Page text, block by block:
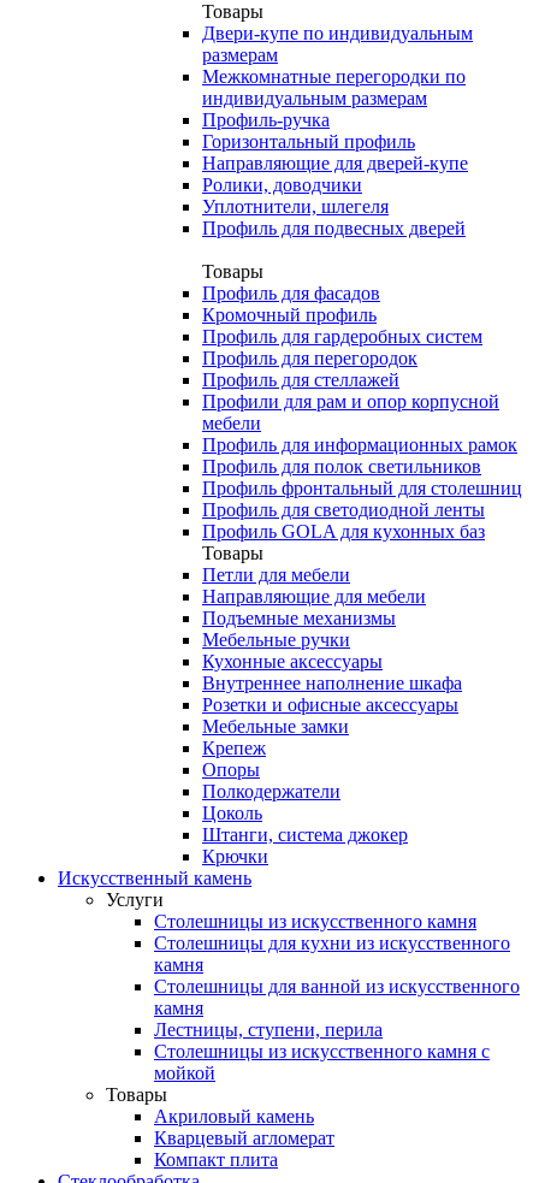
Товары
Двери-купе по индивидуальным
размерам
Межкомнатные перегородки по
индивидуальным размерам
Профиль-ручка
Горизонтальный профиль
Направляющие для дверей-купе
Ролики, доводчики
Уплотнители, шлегеля
Профиль для подвесных дверей
Товары
Профиль для фасадов
Кромочный профиль
Профиль для гардеробных систем
Профиль для перегородок
Профиль для стеллажей
Профили для рам и опор корпусной
мебели
Профиль для информационных рамок
Профиль для полок светильников
Профиль фронтальный для столешниц
Профиль для светодиодной ленты
Профиль GOLA для кухонных баз
Товары
Петли для мебели
Направляющие для мебели
Подъемные механизмы
Мебельные ручки
Кухонные аксессуары
Внутреннее наполнение шкафа
Розетки и офисные аксессуары
Мебельные замки
Крепеж
Опоры
Полкодержатели
Цоколь
Штанги, система джокер
Крючки
Искусственный камень
Услуги
Столешницы из искусственного камня
Столешницы для кухни из искусственного
камня
Столешницы для ванной из искусственного
камня
Лестницы, ступени, перила
Столешницы из искусственного камня с
мойкой
Товары
Акриловый камень
Кварцевый агломерат
Компакт плита